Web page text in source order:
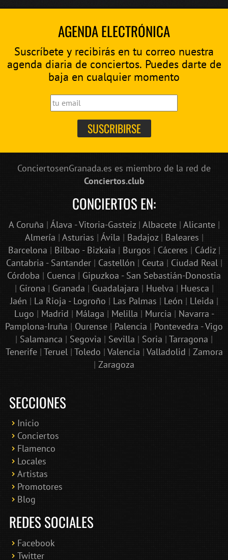
AGENDA ELECTRÓNICA
Suscríbete y recibirás en tu correo nuestra
agenda diaria de conciertos. Puedes darte de
baja en cualquier momento
ConciertosenGranada.es es miembro de la red de
Conciertos.club
CONCIERTOS EN:
A Coruña | Álava - Vitoria-Gasteiz| Albacete| Alicante|
Almería | Asturias | Ávila | Badajoz| Baleares |
Barcelona | Bilbao - Bizkaia | Burgos | Cáceres | Cádiz|
Cantabria - Santander| Castellón | Ceuta | Ciudad Real |
Córdoba | Cuenca | Gipuzkoa - San Sebastián-Donostia
| Girona | Granada | Guadalajara | Huelva | Huesca |
Jaén | La Rioja - Logroño | Las Palmas | León | Lleida |
Lugo | Madrid | Málaga | Melilla | Murcia | Navarra -
Pamplona-Iruña | Ourense | Palencia | Pontevedra - Vigo
| Salamanca | Segovia | Sevilla | Soria | Tarragona |
Tenerife| Teruel | Toledo | Valencia | Valladolid | Zamora
| Zaragoza
SECCIONES
Inicio
Conciertos
Flamenco
Locales
Artistas
Promotores
Blog
REDES SOCIALES
Facebook
Twitter